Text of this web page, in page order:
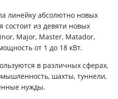
линейку абсолютно новых
состоит из девяти новых
Major, Master, Matador,
от 1 до 18 кВт.
в различных сферах,
шахты, туннели,
нужды.